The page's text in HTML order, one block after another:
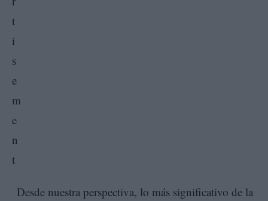
Desde nuestra perspectiva, lo más significativo de la